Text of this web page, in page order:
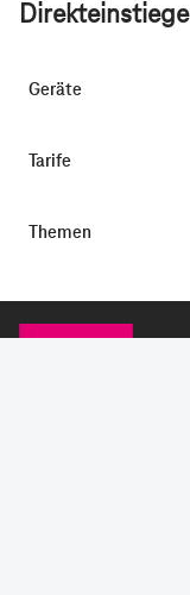
Direkteinstiege
Geräte
Tarife
Themen